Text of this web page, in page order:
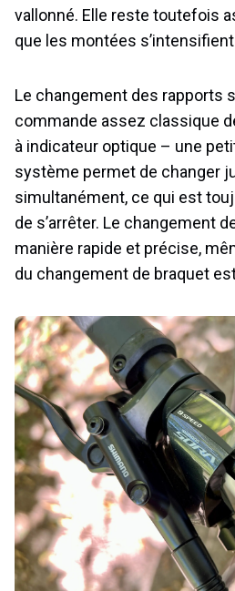
vallonné. Elle reste toutefois
que les montées
Le changement des rapports
commande assez classique
à indicateur optique – une
système permet de changer
simultanément, ce qui est
de s’arrêter. Le changement
manière rapide et précise,
du changement de braquet